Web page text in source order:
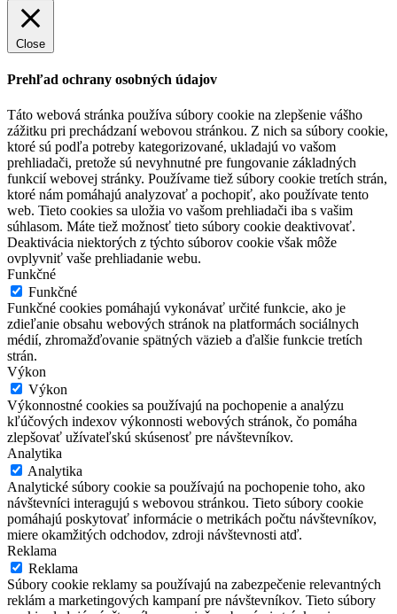
Close
Prehľad ochrany osobných údajov
Táto webová stránka používa súbory cookie na zlepšenie vášho
zážitku pri prechádzaní webovou stránkou. Z nich sa súbory cookie,
ktoré sú podľa potreby kategorizované, ukladajú vo vašom
prehliadači, pretože sú nevyhnutné pre fungovanie základných
funkcií webovej stránky. Používame tiež súbory cookie tretích strán,
ktoré nám pomáhajú analyzovať a pochopiť, ako používate tento
web. Tieto cookies sa uložia vo vašom prehliadači iba s vašim
súhlasom. Máte tiež možnosť tieto súbory cookie deaktivovať.
Deaktivácia niektorých z týchto súborov cookie však môže
ovplyvniť vaše prehliadanie webu.
Funkčné
Funkčné
Funkčné cookies pomáhajú vykonávať určité funkcie, ako je
zdieľanie obsahu webových stránok na platformách sociálnych
médií, zhromažďovanie spätných väzieb a ďalšie funkcie tretích
strán.
Výkon
Výkon
Výkonnostné cookies sa používajú na pochopenie a analýzu
kľúčových indexov výkonnosti webových stránok, čo pomáha
zlepšovať užívateľskú skúsenosť pre návštevníkov.
Analytika
Analytika
Analytické súbory cookie sa používajú na pochopenie toho, ako
návštevníci interagujú s webovou stránkou. Tieto súbory cookie
pomáhajú poskytovať informácie o metrikách počtu návštevníkov,
miere okamžitých odchodov, zdroji návštevnosti atď.
Reklama
Reklama
Súbory cookie reklamy sa používajú na zabezpečenie relevantných
reklám a marketingových kampaní pre návštevníkov. Tieto súbory